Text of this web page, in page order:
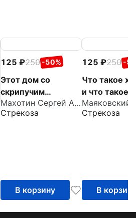
125 250 -50%
Этот дом со
скрипучим
крыльцом
Махотин Сергей Анатольевич
Стрекоза
В корзину
125 250 -
Что такое
и что такое
Стрекоза
В корзину